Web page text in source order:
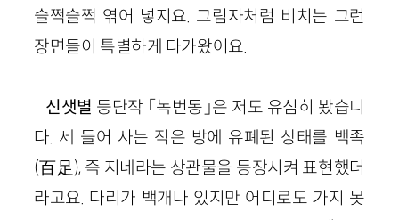
슬쩍슬쩍 엮어 넣지요. 그림자처럼 비치는 그런
장면들이 특별하게 다가왔어요.
신샛별 등단작 「녹번동」은 저도 유심히 봤습니
다. 세 들어 사는 작은 방에 유폐된 상태를 백족
(百足), 즉 지네라는 상관물을 등장시켜 표현했더
라고요. 다리가 백개나 있지만 어디로도 가지 못